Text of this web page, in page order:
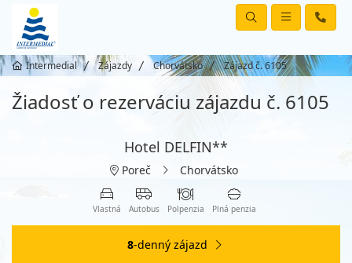
Intermedial Zájazdy Chorvátsko Zájazd č. 6105
Žiadosť o rezerváciu zájazdu č. 6105
Hotel DELFIN**
Poreč Chorvátsko
Vlastná Autobus Polpenzia Plná penzia
8-denný zájazd